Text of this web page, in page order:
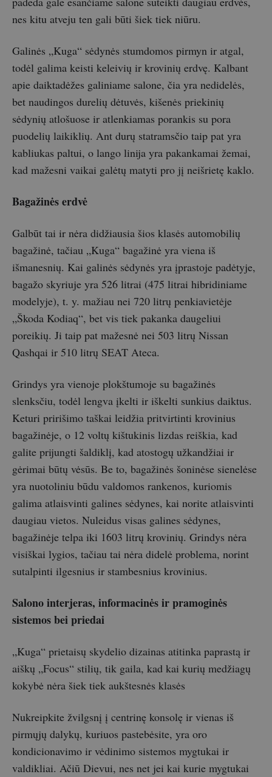
nes kitu atveju ten gali būti šiek tiek niūru.
Galinės „Kuga“ sėdynės stumdomos pirmyn ir atgal,
todėl galima keisti keleivių ir krovinių erdvę. Kalbant
apie daiktadėžes galiniame salone, čia yra nedidelės,
bet naudingos durelių dėtuvės, kišenės priekinių
sėdynių atlošuose ir atlenkiamas porankis su pora
puodelių laikiklių. Ant durų statramsčio taip pat yra
kabliukas paltui, o lango linija yra pakankamai žemai,
kad mažesni vaikai galėtų matyti pro jį neišrietę kaklo.
Bagažinės erdvė
Galbūt tai ir nėra didžiausia šios klasės automobilių
bagažinė, tačiau „Kuga“ bagažinė yra viena iš
išmanesnių. Kai galinės sėdynės yra įprastoje padėtyje,
bagažo skyriuje yra 526 litrai (475 litrai hibridiniame
modelyje), t. y. mažiau nei 720 litrų penkiavietėje
„Škoda Kodiaq“, bet vis tiek pakanka daugeliui
poreikių. Ji taip pat mažesnė nei 503 litrų Nissan
Qashqai ir 510 litrų SEAT Ateca.
Grindys yra vienoje plokštumoje su bagažinės
slenksčiu, todėl lengva įkelti ir iškelti sunkius daiktus.
Keturi pririšimo taškai leidžia pritvirtinti krovinius
bagažinėje, o 12 voltų kištukinis lizdas reiškia, kad
galite prijungti šaldiklį, kad atostogų užkandžiai ir
gėrimai būtų vėsūs. Be to, bagažinės šoninėse sienelėse
yra nuotoliniu būdu valdomos rankenos, kuriomis
galima atlaisvinti galines sėdynes, kai norite atlaisvinti
daugiau vietos. Nuleidus visas galines sėdynes,
bagažinėje telpa iki 1603 litrų krovinių. Grindys nėra
visiškai lygios, tačiau tai nėra didelė problema, norint
sutalpinti ilgesnius ir stambesnius krovinius.
Salono interjeras, informacinės ir pramoginės
sistemos bei priedai
„Kuga“ prietaisų skydelio dizainas atitinka paprastą ir
aiškų „Focus“ stilių, tik gaila, kad kai kurių medžiagų
kokybė nėra šiek tiek aukštesnės klasės
Nukreipkite žvilgsnį į centrinę konsolę ir vienas iš
pirmųjų dalykų, kuriuos pastebėsite, yra oro
kondicionavimo ir vėdinimo sistemos mygtukai ir
valdikliai. Ačiū Dievui, nes net jei kai kurie mygtukai